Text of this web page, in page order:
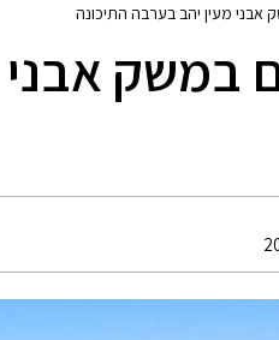
אבני מעין יהב בערבה התיכונה
במשק